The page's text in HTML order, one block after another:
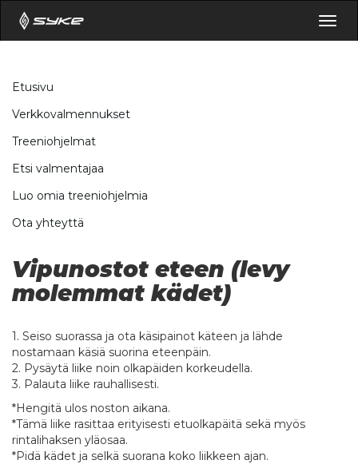
Etusivu
Verkkovalmennukset
Treeniohjelmat
Etsi valmentajaa
Luo omia treeniohjelmia
Ota yhteyttä
Vipunostot eteen (levy
molemmat kädet)
1. Seiso suorassa ja ota käsipainot käteen ja lähde
nostamaan käsiä suorina eteenpäin.
2. Pysäytä liike noin olkapäiden korkeudella.
3. Palauta liike rauhallisesti.
*Hengitä ulos noston aikana.
*Tämä liike rasittaa erityisesti etuolkapäitä sekä myös
rintalihaksen yläosaa.
*Pidä kädet ja selkä suorana koko liikkeen ajan.